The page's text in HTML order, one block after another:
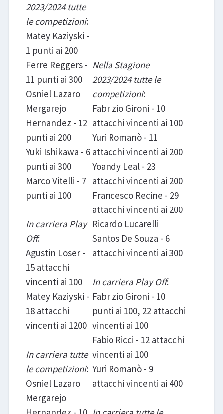
2023/2024 tutte
le competizioni:
Matey Kaziyski -
1 punti ai 200
Ferre Reggers -
11 punti ai 300
Osniel Lazaro
Mergarejo
Hernandez - 12
punti ai 200
Yuki Ishikawa - 6
punti ai 300
Marco Vitelli - 7
punti ai 100
In carriera Play
Off:
Agustin Loser -
15 attacchi
vincenti ai 100
Matey Kaziyski -
18 attacchi
vincenti ai 1200
In carriera tutte
le competizioni:
Osniel Lazaro
Mergarejo
Nella Stagione
2023/2024 tutte le
competizioni:
Fabrizio Gironi - 10
attacchi vincenti ai 100
Yuri Romanò - 11
attacchi vincenti ai 200
Yoandy Leal - 23
attacchi vincenti ai 200
Francesco Recine - 29
attacchi vincenti ai 200
Ricardo Lucarelli
Santos De Souza - 6
attacchi vincenti ai 300
In carriera Play Off:
Fabrizio Gironi - 10
punti ai 100, 22 attacchi
vincenti ai 100
Fabio Ricci - 12 attacchi
vincenti ai 100
Yuri Romanò - 9
attacchi vincenti ai 400